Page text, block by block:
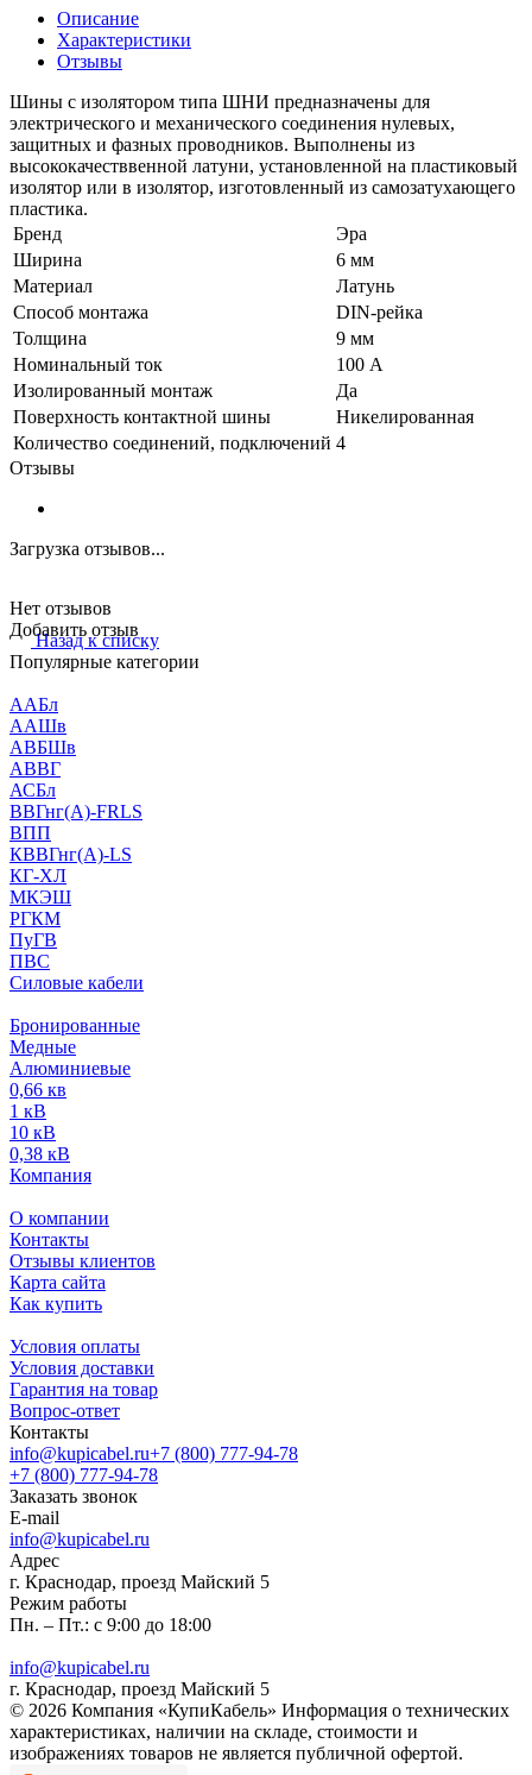
Описание
Характеристики
Отзывы
Шины с изолятором типа ШНИ предназначены для
электрического и механического соединения нулевых,
защитных и фазных проводников. Выполнены из
высококачестввенной латуни, установленной на пластиковый
изолятор или в изолятор, изготовленный из самозатухающего
пластика.
Бренд
Эра
Ширина
6 мм
Материал
Латунь
Способ монтажа
DIN-рейка
Толщина
9 мм
Номинальный ток
100 А
Изолированный монтаж
Да
Поверхность контактной шины
Никелированная
Количество соединений, подключений 4
Отзывы
Загрузка отзывов...
Нет отзывов
Добавить отзыв
Назад к списку
Популярные категории
ААБл
ААШв
АВБШв
АВВГ
АСБл
ВВГнг(А)-FRLS
ВПП
КВВГнг(А)-LS
КГ-ХЛ
МКЭШ
РГКМ
ПуГВ
ПВС
Силовые кабели
Бронированные
Медные
Алюминиевые
0,66 кв
1 кВ
10 кВ
0,38 кВ
Компания
О компании
Контакты
Отзывы клиентов
Карта сайта
Как купить
Условия оплаты
Условия доставки
Гарантия на товар
Вопрос-ответ
Контакты
info@kupicabel.ru+7 (800) 777-94-78
+7 (800) 777-94-78
Заказать звонок
E-mail
info@kupicabel.ru
Адрес
г. Краснодар, проезд Майский 5
Режим работы
Пн. – Пт.: с 9:00 до 18:00
info@kupicabel.ru
г. Краснодар, проезд Майский 5
© 2026 Компания «КупиКабель» Информация о технических
характеристиках, наличии на складе, стоимости и
изображениях товаров не является публичной офертой.